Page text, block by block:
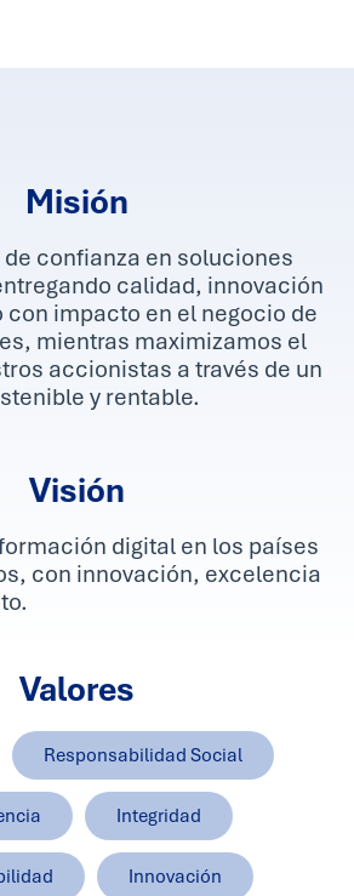
Misión
confianza en soluciones
calidad, innovación
impacto en el negocio de
mientras maximizamos el
accionistas a través de un
y rentable.
Visión
digital en los países
con innovación, excelencia
Valores
Responsabilidad Social
Integridad
Innovación